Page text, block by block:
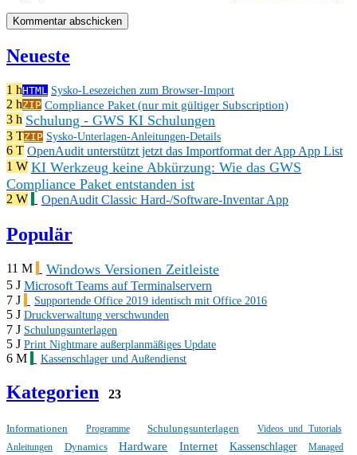
Neueste
1 hHTML Sysko-Lesezeichen zum Browser-Import
2 hZIP Compliance Paket (nur mit gültiger Subscription)
3 h Schulung - GWS KI Schulungen
3 TZIP Sysko-Unterlagen-Anleitungen-Details
6 T OpenAudit unterstützt jetzt das Importformat der App App List
1 W KI Werkzeug keine Abkürzung: Wie das GWS
Compliance Paket entstanden ist
2 W OpenAudit Classic Hard-/Software-Inventar App
Populär
11 M Windows Versionen Zeitleiste
5 J Microsoft Teams auf Terminalservern
7 J
Supportende Office 2019 identisch mit Office 2016
5 J Druckverwaltung verschwunden
7 J Schulungsunterlagen
5 J Print Nightmare außerplanmäßiges Update
6 M Kassenschlager und Außendienst
Kategorien 23
Informationen Programme Schulungsunterlagen
Videos und Tutorials
Anleitungen
Dynamics Hardware Internet Kassenschlager Managed